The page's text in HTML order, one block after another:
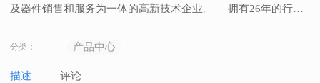
及器件销售和服务为一体的高新技术企业。 拥有26年的行业
率半导体器件商;在细分领域，塑封晶闸管系列产品在国内国产
份额第一、全球市占率第三。
分类： 产品中心
描述 评论